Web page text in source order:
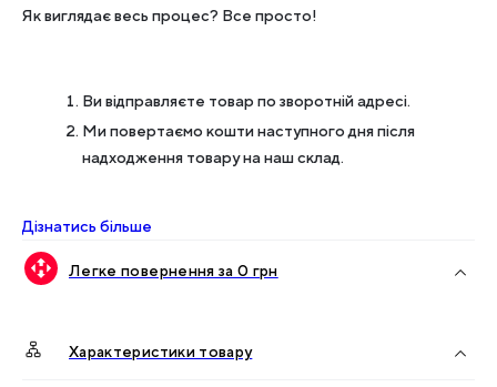
Як виглядає весь процес? Все просто!
Ви відправляєте товар по зворотній адресі.
Ми повертаємо кошти наступного дня після
надходження товару на наш склад.
Дізнатись більше
Легке повернення за 0 грн
Характеристики товару